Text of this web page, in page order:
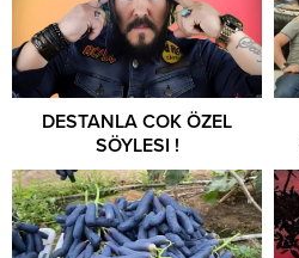
DESTANLA COK ÖZEL
SÖYLESI !